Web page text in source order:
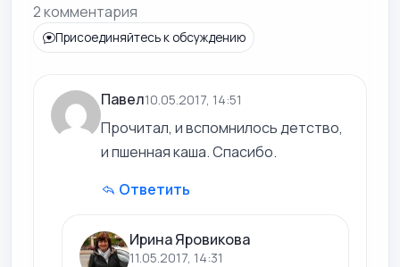
2 комментария
Присоединяйтесь к обсуждению
Павел10.05.2017, 14:51
Прочитал, и вспомнилось детство,
и пшенная каша. Спасибо.
Ответить
Ирина Яровикова
11.05.2017, 14:31